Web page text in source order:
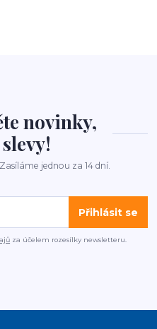
novinky,
jednou za 14 dní.
Přihlásit se
za účelem rozesílky newsletteru.